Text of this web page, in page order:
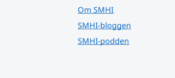
Om SMHI
SMHI-bloggen
SMHI-podden